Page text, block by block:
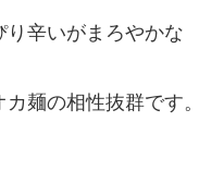
辛いがまろやかな
麺の相性抜群です。